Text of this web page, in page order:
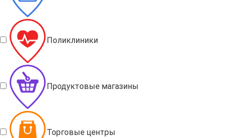
Поликлиники
Продуктовые магазины
Торговые центры